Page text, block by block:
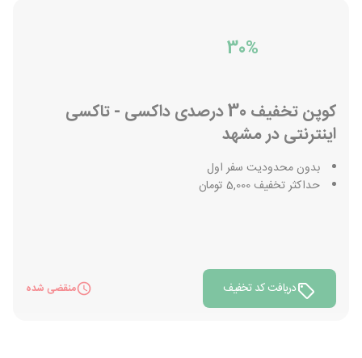
30%
کوپن تخفیف 30 درصدی داکسی - تاکسی
اینترنتی در مشهد
بدون محدودیت سفر اول
حداکثر تخفیف 5,000 تومان
دریافت کد تخفیف منقضی شده